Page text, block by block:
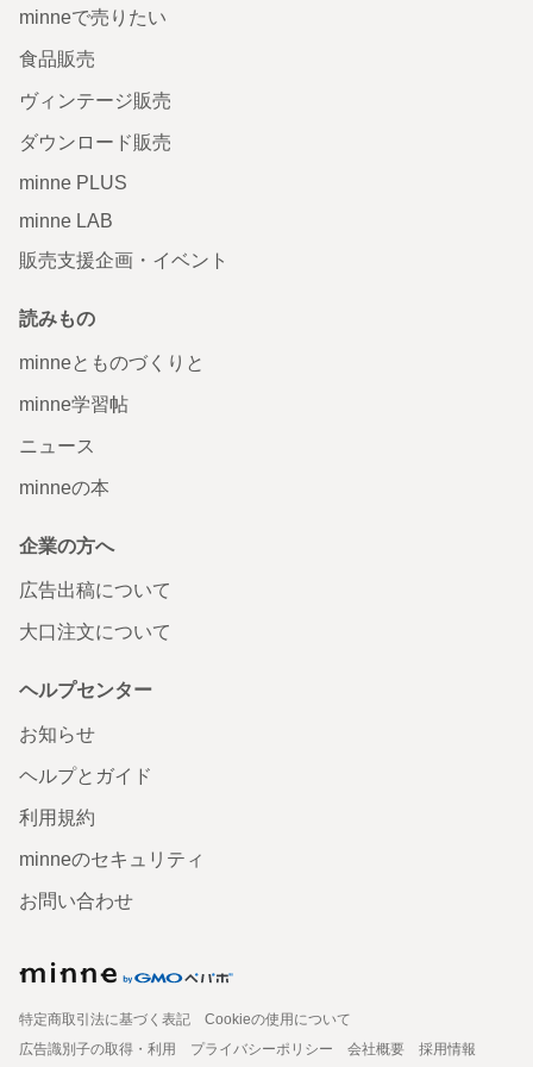
minneで売りたい
食品販売
ヴィンテージ販売
ダウンロード販売
minne PLUS
minne LAB
販売支援企画・イベント
読みもの
minneとものづくりと
minne学習帖
ニュース
minneの本
企業の方へ
広告出稿について
大口注文について
ヘルプセンター
お知らせ
ヘルプとガイド
利用規約
minneのセキュリティ
お問い合わせ
特定商取引法に基づく表記
Cookieの使用について
広告識別子の取得・利用
プライバシーポリシー 会社概要
採用情報